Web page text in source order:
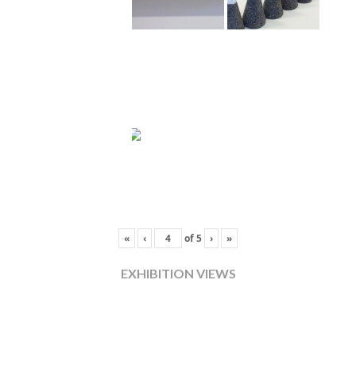
« ‹ of5 › »
EXHIBITION VIEWS